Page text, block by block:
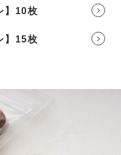
】10枚
】15枚